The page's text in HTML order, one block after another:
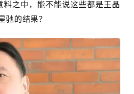
料之中，能不能说这些都是王晶
驰的结果？